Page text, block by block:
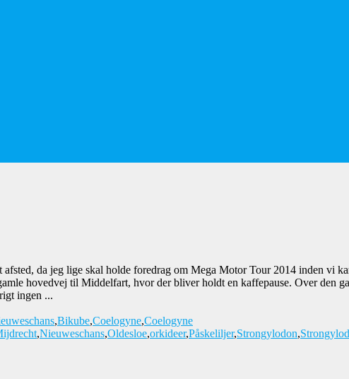
da jeg lige skal holde foredrag om Mega Motor Tour 2014 inden vi
hovedvej til Middelfart, hvor der bliver holdt en kaffepause. Over den
ingen ...
,Bikube,Coelogyne,Coelogyne
,Nieuweschans,Oldesloe,orkideer,Påskeliljer,Strongylodon,